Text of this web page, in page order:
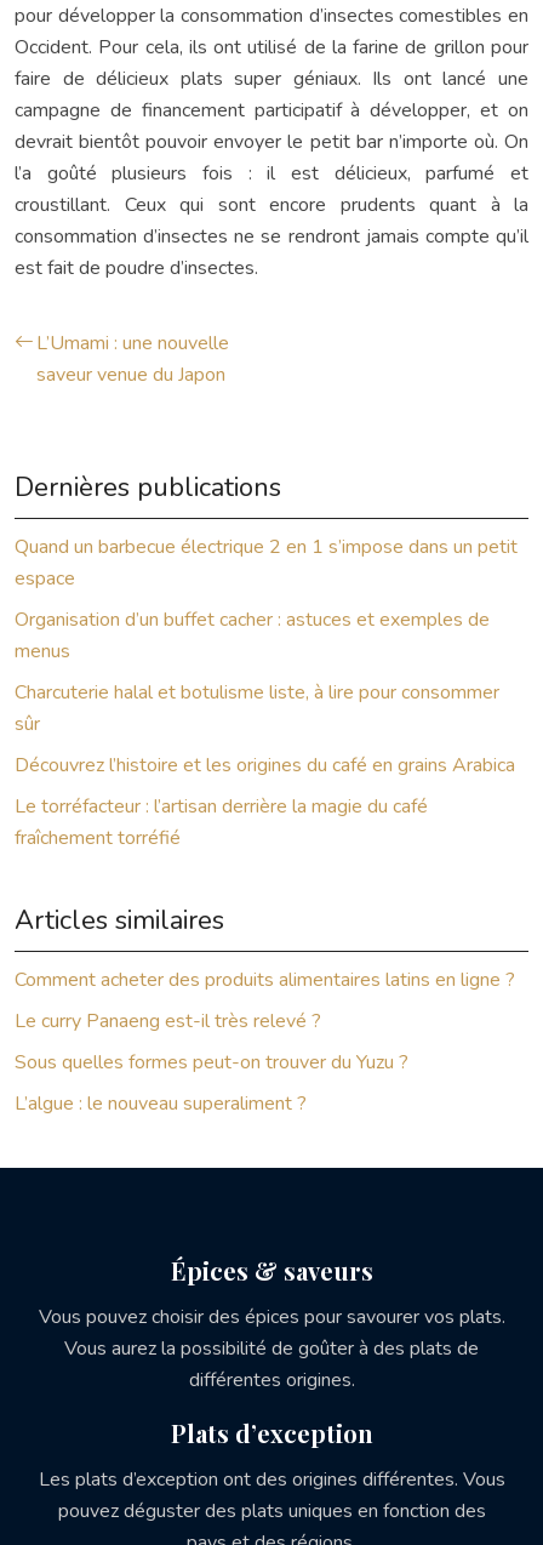
pour développer la consommation d’insectes comestibles en
Occident. Pour cela, ils ont utilisé de la farine de grillon pour
faire de délicieux plats super géniaux. Ils ont lancé une
campagne de financement participatif à développer, et on
devrait bientôt pouvoir envoyer le petit bar n’importe où. On
l’a goûté plusieurs fois : il est délicieux, parfumé et
croustillant. Ceux qui sont encore prudents quant à la
consommation d’insectes ne se rendront jamais compte qu’il
est fait de poudre d’insectes.
L’Umami : une nouvelle
saveur venue du Japon
Dernières publications
Quand un barbecue électrique 2 en 1 s’impose dans un petit
espace
Organisation d’un buffet cacher : astuces et exemples de
menus
Charcuterie halal et botulisme liste, à lire pour consommer
sûr
Découvrez l’histoire et les origines du café en grains Arabica
Le torréfacteur : l’artisan derrière la magie du café
fraîchement torréfié
Articles similaires
Comment acheter des produits alimentaires latins en ligne ?
Le curry Panaeng est-il très relevé ?
Sous quelles formes peut-on trouver du Yuzu ?
L’algue : le nouveau superaliment ?
Épices & saveurs
Vous pouvez choisir des épices pour savourer vos plats.
Vous aurez la possibilité de goûter à des plats de
différentes origines.
Plats d’exception
Les plats d’exception ont des origines différentes. Vous
pouvez déguster des plats uniques en fonction des